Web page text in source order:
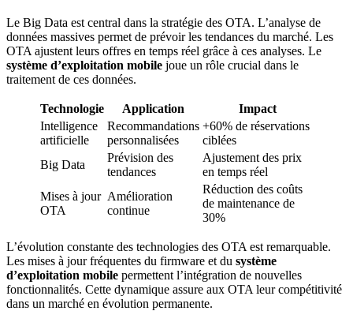
Le Big Data est central dans la stratégie des OTA. L’analyse de
données massives permet de prévoir les tendances du marché. Les
OTA ajustent leurs offres en temps réel grâce à ces analyses. Le
système d’exploitation mobile joue un rôle crucial dans le
traitement de ces données.
Technologie Application
Impact
Intelligence
artificielle
Recommandations
personnalisées
+60% de réservations
ciblées
Big Data
Prévision des
tendances
Ajustement des prix
en temps réel
Mises à jour
OTA
Amélioration
continue
Réduction des coûts
de maintenance de
30%
L’évolution constante des technologies des OTA est remarquable.
Les mises à jour fréquentes du firmware et du système
d’exploitation mobile permettent l’intégration de nouvelles
fonctionnalités. Cette dynamique assure aux OTA leur compétitivité
dans un marché en évolution permanente.